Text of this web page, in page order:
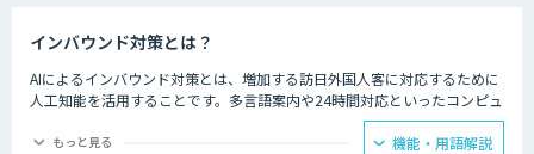
インバウンド対策とは？
AIによるインバウンド対策とは、増加する訪日外国人客に対応するために
人工知能を活用することです。多言語案内や24時間対応といったコンピュ
ーターならではの強みを生かし、AIを観光業界に役立てている事例があり
ます。もっと見る 機能・用語解説